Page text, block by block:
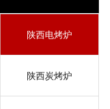
陕西电烤炉
陕西炭烤炉